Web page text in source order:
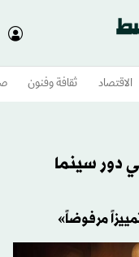
الاقتصاد ثقافة وفنون
دور سينما
مرفوضاً»